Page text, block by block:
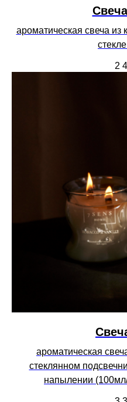
ароматическая свеча из
2
ароматическая
стеклянном
напылении